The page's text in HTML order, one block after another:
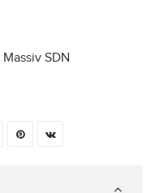
Massiv SDN